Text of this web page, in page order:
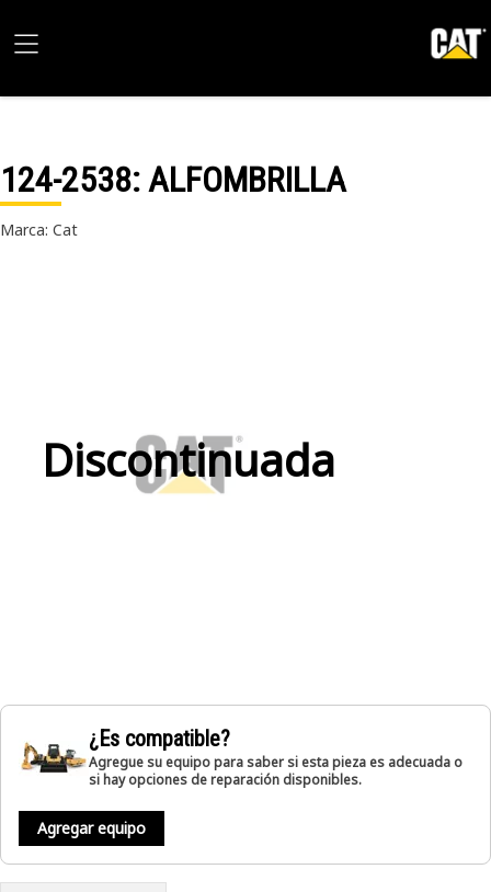
124-2538: ALFOMBRILLA
Marca: Cat
Discontinuada
¿Es compatible?
Agregue su equipo para saber si esta pieza es adecuada o
si hay opciones de reparación disponibles.
Agregar equipo